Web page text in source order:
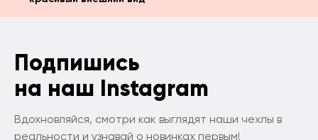
Подпишись
на наш Instagram
Вдохновляйся, смотри как выглядят наши чехлы в
реальности и узнавай о новинках первым!